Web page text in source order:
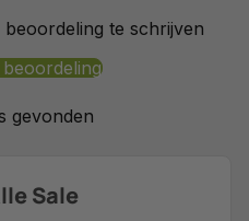
te schrijven
gevonden
Sale